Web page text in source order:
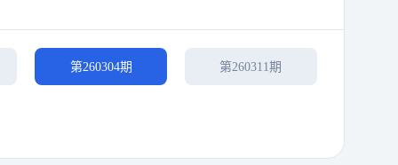
第260304期 第260311期